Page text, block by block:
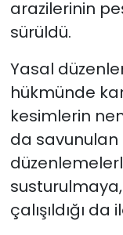
arazilerinin
sürüldü.
Yasal
hükmünde
kesimlerin
da
çalışıldığı da